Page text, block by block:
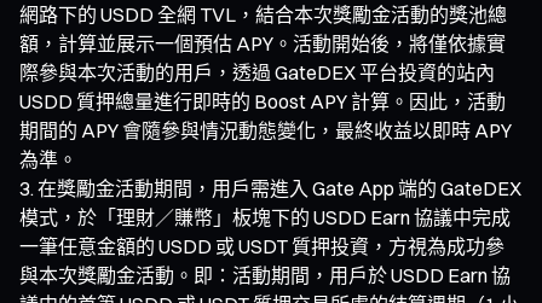
網路下的 USDD 全網 TVL，結合本次獎勵金活動的獎池總
額，計算並展示一個預估 APY。活動開始後，將僅依據實
際參與本次活動的用戶，透過 GateDEX 平台投資的站內
USDD 質押總量進行即時的 Boost APY 計算。因此，活動
期間的 APY 會隨參與情況動態變化，最終收益以即時 APY
為準。
在獎勵金活動期間，用戶需進入 Gate App 端的 GateDEX
模式，於「理財／賺幣」板塊下的 USDD Earn 協議中完成
一筆任意金額的 USDD 或 USDT 質押投資，方視為成功參
與本次獎勵金活動。即：活動期間，用戶於 USDD Earn 協